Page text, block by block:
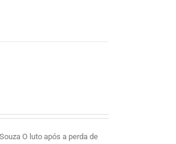
O luto após a perda de